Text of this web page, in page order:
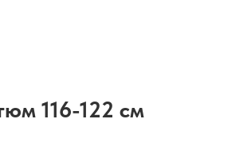
116-122 см